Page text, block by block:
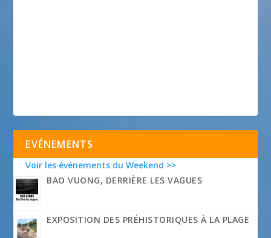
EVÉNEMENTS
Voir les événements du Weekend >>
BAO VUONG, DERRIÈRE LES VAGUES
EXPOSITION DES PRÉHISTORIQUES À LA PLAGE